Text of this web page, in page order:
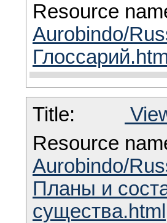
Resource
Aurobindo/
Title:
Resource
Aurobindo/
Планы и
существа.html